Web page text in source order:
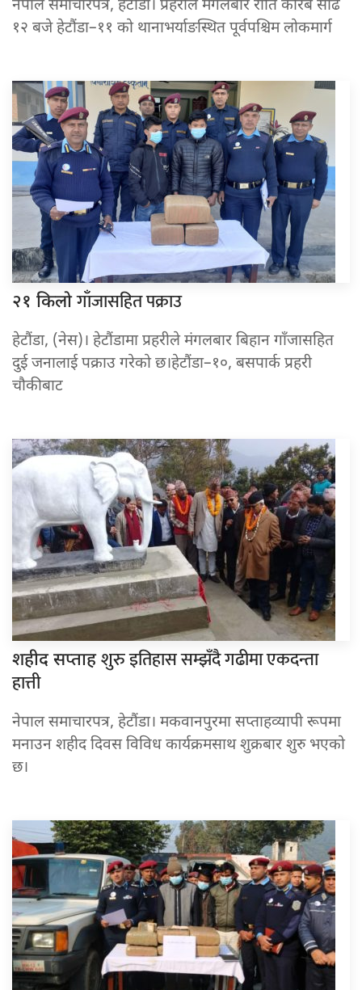
नेपाल समाचारपत्र, हेटौंडा। प्रहरीले मंगलबार राति करिब साढे
१२ बजे हेटौंडा–११ को थानाभर्याङस्थित पूर्वपश्चिम लोकमार्ग
२१ किलोगाँजासहित पक्राउ
हेटौंडा, (नेस)। हेटौंडामा प्रहरीले मंगलबार बिहान गाँजासहित
दुई जनालाई पक्राउ गरेको छ।हेटौंडा–१०, बसपार्क प्रहरी
चौकीबाट
शहीद सप्ताहशुरु इतिहास सम्झँदै गढीमा एकदन्ता
हात्ती
नेपाल समाचारपत्र, हेटौंडा। मकवानपुरमा सप्ताहव्यापी रूपमा
मनाउन शहीद दिवस विविध कार्यक्रमसाथ शुक्रबार शुरु भएको
छ।